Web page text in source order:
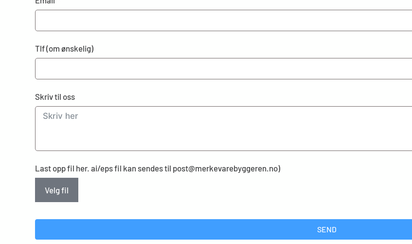
Tlf (om ønskelig)
Skriv til oss
Last opp fil her. ai/eps fil kan sendes til post@merkevarebyggeren.no)
Velg fil
SEND